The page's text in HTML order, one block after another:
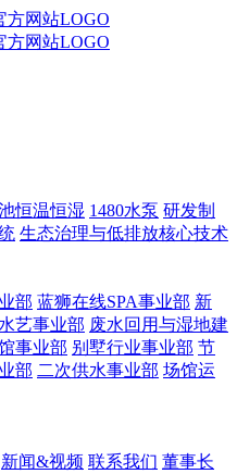
恒温恒湿 1480水泵 研发制
生态治理与低排放核心技术
部 蓝狮在线SPA事业部 新
艺事业部 废水回用与湿地建
事业部 别墅行业事业部 节
部 二次供水事业部 场馆运
新闻&视频 联系我们 董事长